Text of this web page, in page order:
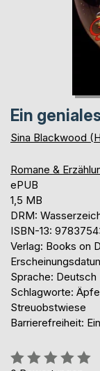
Ein
Sina Blackwood
Romane &
ePUB
1,5 MB
DRM:
ISBN-13:
Verlag: Books on
Sprache: Deutsch
Schlagworte:
Streuobstwiese
Barrierefreiheit:
Bewertung::